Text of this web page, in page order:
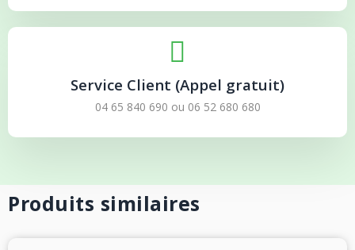
Service Client (Appel gratuit)
04 65 840 690 ou 06 52 680 680
Produits similaires